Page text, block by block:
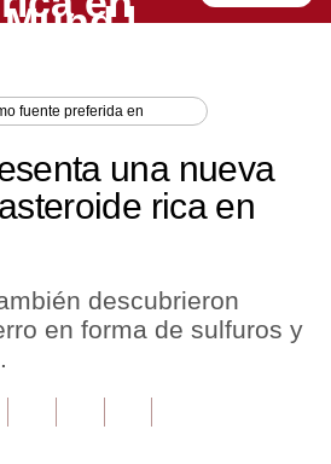
fuente preferida en
una nueva
rica en
descubrieron
en forma de sulfuros y